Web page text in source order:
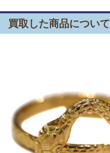
買取した商品について